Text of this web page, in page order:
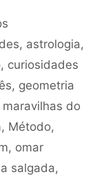
, astrologia,
, curiosidades
, geometria
maravilhas do
, Método,
, omar
salgada,